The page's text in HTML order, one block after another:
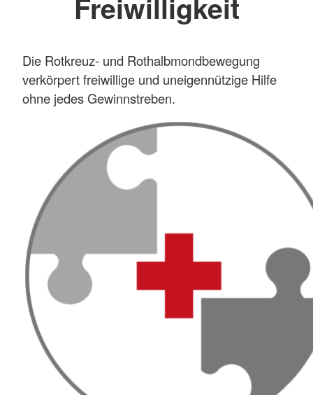
Die Rotkreuz- und Rothalbmondbewegung
verkörpert freiwillige und uneigennützige Hilfe
ohne jedes Gewinnstreben.